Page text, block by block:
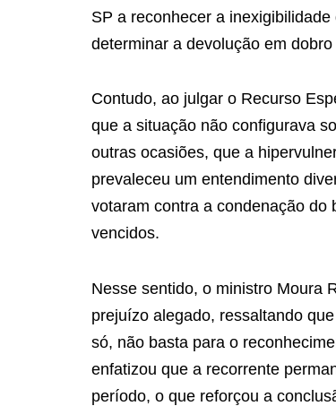
SP a reconhecer a
determinar a devolução em
Contudo, ao julgar o Recurso
que a situação não configurava
outras ocasiões, que a
prevaleceu um entendimento
votaram contra a condenação do
vencidos.
Nesse sentido, o ministro Moura
prejuízo alegado, ressaltando
só, não basta para o
enfatizou que a recorrente
período, o que reforçou a